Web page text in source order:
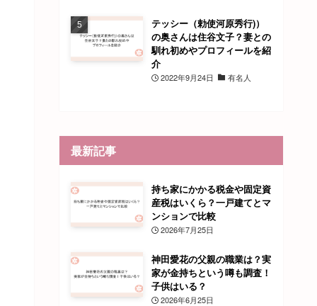
テッシー（勅使河原秀行)）
の奥さんは住谷文子？妻との
馴れ初めやプロフィールを紹
介
2022年9月24日 有名人
最新記事
持ち家にかかる税金や固定資
産税はいくら？一戸建てとマ
ンションで比較
2026年7月25日
神田愛花の父親の職業は？実
家が金持ちという噂も調査！
子供はいる？
2026年6月25日